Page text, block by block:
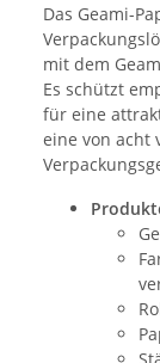
Das Geami-
mit dem
Es schützt
für eine
eine von acht